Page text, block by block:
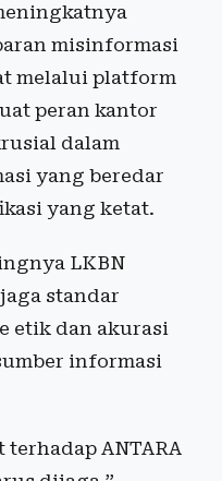
misinformasi
melalui platform
peran kantor
dalam
yang beredar
yang ketat.
LKBN
standar
etik dan akurasi
informasi
terhadap ANTARA